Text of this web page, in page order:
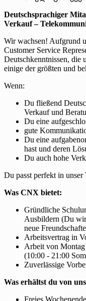
Deutschsprachiger
Verkauf –
Wir wachsen! Aufgrund
Customer Service
Deutschkenntnissen, die
einige der größten und
Wenn:
Du fließend
Verkauf und
Du eine
gute
Du eine
hast und deren
Du auch hohe
Du passt perfekt in unser
Was CNX bietet:
Gründliche
Ausbildern (Du
neue
Arbeitsvertrag in
Arbeit von
(10:00 - 21:00
Zuverlässige
Was erhältst du von